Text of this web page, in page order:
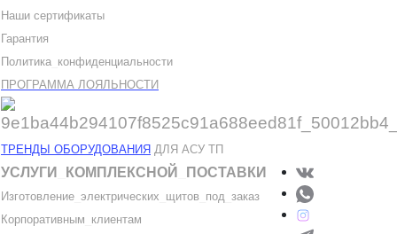
Наши сертификаты
Гарантия
Политика конфиденциальности
ПРОГРАММА ЛОЯЛЬНОСТИ
ТРЕНДЫ ОБОРУДОВАНИЯ ДЛЯ АСУ ТП
УСЛУГИ КОМПЛЕКСНОЙ ПОСТАВКИ
Изготовление электрических щитов под заказ
Корпоративным клиентам